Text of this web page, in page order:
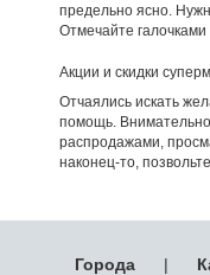
предельно ясно.
Отмечайте галочками
Акции и скидки
Отчаялись искать
помощь.
распродажами,
наконец-то,
Города |